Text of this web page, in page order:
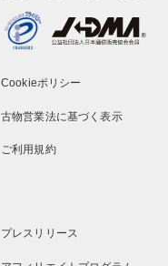
Cookieポリシー
古物営業法に基づく表示
ご利用規約
プレスリリース